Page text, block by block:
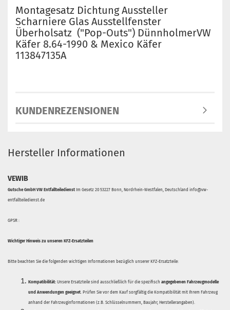
Montagesatz Dichtung Aussteller
Scharniere Glas Ausstellfenster
Überholsatz ("Pop-Outs") DünnholmerVW
Käfer 8.64-1990 & Mexico Käfer
113847135A
KUNDENREZENSIONEN
Hersteller Informationen
VEWIB
Gutsche GmbH VW Entfallteiledienst Im Gesetz 20 53227 Bonn, Nordrhein-Westfalen, Deutschland info@vw-
entfallteiledienst.de
GPSR :
Wichtiger Hinweis zu unseren KFZ-Ersatzteilen
Bitte beachten Sie die folgenden wichtigen Informationen bezüglich unserer KFZ-Ersatzteile:
Kompatibilität: Unsere Ersatzteile sind ausschließlich für die spezifisch angegebenen Fahrzeugmodelle
und Anwendungen geeignet. Prüfen Sie vor dem Kauf sorgfältig die Kompatibilität mit Ihrem Fahrzeug
anhand der Fahrzeuginformationen (z.B. Schlüsselnummern, Baujahr, Herstellerangaben).